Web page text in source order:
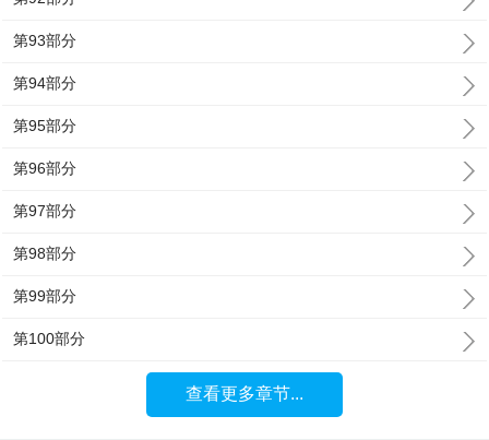
第93部分
第94部分
第95部分
第96部分
第97部分
第98部分
第99部分
第100部分
查看更多章节...